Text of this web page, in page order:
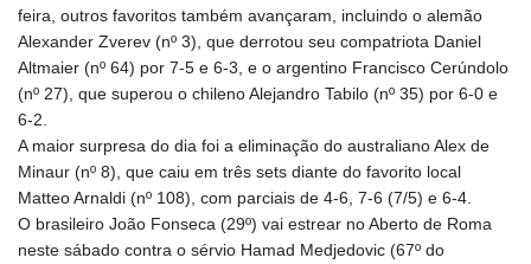
feira, outros favoritos também avançaram, incluindo o alemão
Alexander Zverev (nº 3), que derrotou seu compatriota Daniel
Altmaier (nº 64) por 7-5 e 6-3, e o argentino Francisco Cerúndolo
(nº 27), que superou o chileno Alejandro Tabilo (nº 35) por 6-0 e
6-2.
A maior surpresa do dia foi a eliminação do australiano Alex de
Minaur (nº 8), que caiu em três sets diante do favorito local
Matteo Arnaldi (nº 108), com parciais de 4-6, 7-6 (7/5) e 6-4.
O brasileiro João Fonseca (29º) vai estrear no Aberto de Roma
neste sábado contra o sérvio Hamad Medjedovic (67º do